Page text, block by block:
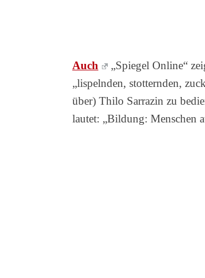
Auch
„Spiegel Online“
„lispelnden, stotternden,
über) Thilo Sarrazin zu
lautet: „Bildung: Menschen